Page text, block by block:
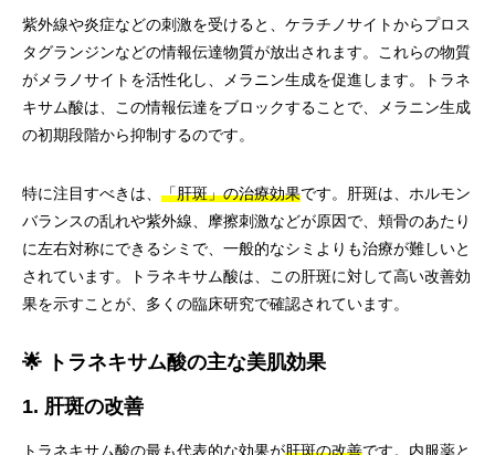
紫外線や炎症などの刺激を受けると、ケラチノサイトからプロス
タグランジンなどの情報伝達物質が放出されます。これらの物質
がメラノサイトを活性化し、メラニン生成を促進します。トラネ
キサム酸は、この情報伝達をブロックすることで、メラニン生成
の初期段階から抑制するのです。
特に注目すべきは、 「肝斑」の治療効果です。肝斑は、ホルモン
バランスの乱れや紫外線、摩擦刺激などが原因で、頬骨のあたり
に左右対称にできるシミで、一般的なシミよりも治療が難しいと
されています。トラネキサム酸は、この肝斑に対して高い改善効
果を示すことが、多くの臨床研究で確認されています。
🌟 トラネキサム酸の主な美肌効果
1. 肝斑の改善
トラネキサム酸の最も代表的な効果が肝斑の改善です。内服薬と